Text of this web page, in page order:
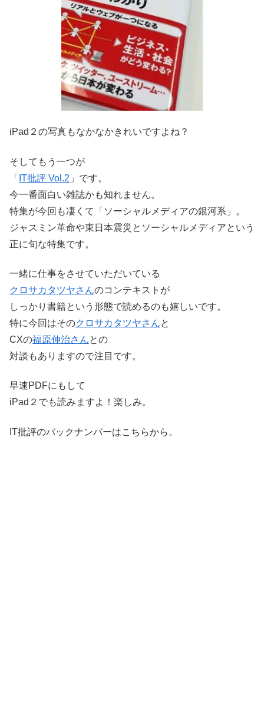
iPad２の写真もなかなかきれいですよね？
そしてもう一つが
「 IT批評 Vol.2 」です。
今一番面白い雑誌かも知れません。
特集が今回も凄くて「ソーシャルメディアの銀河系」。
ジャスミン革命や東日本震災とソーシャルメディアという
正に旬な特集です。
一緒に仕事をさせていただいている
クロサカタツヤさんのコンテキストが
しっかり書籍という形態で読めるのも嬉しいです。
特に今回はそのクロサカタツヤさんと
CXの福原伸治さんとの
対談もありますので注目です。
早速PDFにもして
iPad２でも読みますよ！楽しみ。
IT批評のバックナンバーはこちらから。